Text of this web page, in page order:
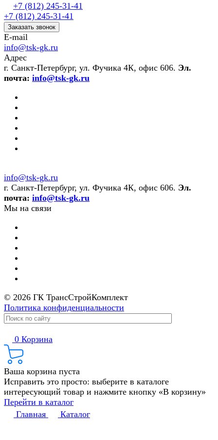
+7 (812) 245-31-41
+7 (812) 245-31-41
Заказать звонок
E-mail
info@tsk-gk.ru
Адрес
г. Санкт-Петербург, ул. Фучика 4К, офис 606. Эл.
почта: info@tsk-gk.ru
info@tsk-gk.ru
г. Санкт-Петербург, ул. Фучика 4К, офис 606. Эл.
почта: info@tsk-gk.ru
Мы на связи
© 2026 ГК ТрансСтройКомплект
Политика конфиденциальности
0 Корзина
Ваша корзина пуста
Исправить это просто: выберите в каталоге
интересующий товар и нажмите кнопку «В корзину»
Перейти в каталог
Главная
Каталог